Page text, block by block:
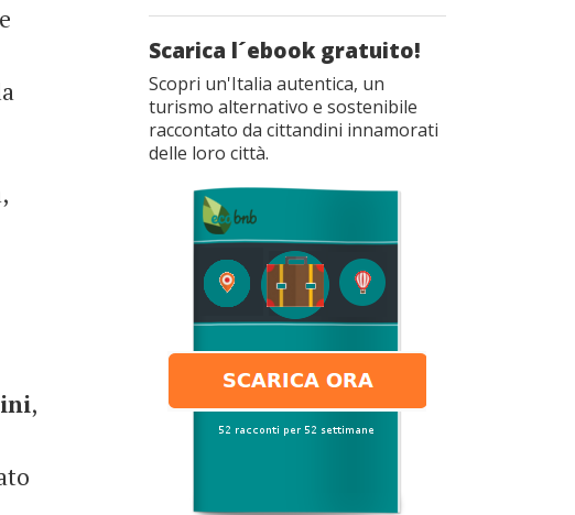
,
Scarica l´ebook gratuito!
Scopri un'Italia autentica, un
turismo alternativo e sostenibile
raccontato da cittandini innamorati
delle loro città.